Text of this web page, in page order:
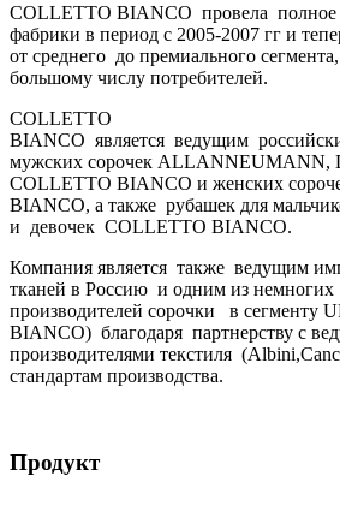
COLLETTO BIANCO провела полное
фабрики в период с 2005-2007 гг и
от среднего до премиального
большому числу потребителей.
COLLETTO
BIANCO является ведущим
мужских сорочек
COLLETTO BIANCO и женских
BIANCO, а также рубашек для
и девочек COLLETTO BIANCO.
Компания является также ведущим
тканей в Россию и одним из немногих
производителей сорочки в сегменту
BIANCO) благодаря партнерству с
производителями текстиля
стандартам производства.
Продукт